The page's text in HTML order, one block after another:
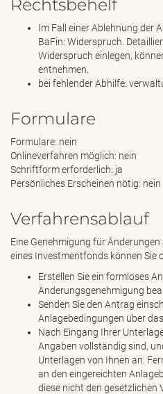
Rechtsbehelf
Im Fall einer Ablehnung der
BaFin: Widerspruch.
Widerspruch einlegen,
entnehmen.
bei fehlender Abhilfe:
Formulare
Formulare: nein
Onlineverfahren möglich: nein
Schriftform erforderlich: ja
Persönliches Erscheinen nötig: nein
Verfahrensablauf
Eine Genehmigung für
eines Investmentfonds können Sie
Erstellen Sie ein formloses
Änderungsgenehmigung
Senden Sie den Antrag
Anlagebedingungen über
Nach Eingang Ihrer
Angaben vollständig sind,
Unterlagen von Ihnen an.
an den eingereichten
diese nicht den gesetzlichen